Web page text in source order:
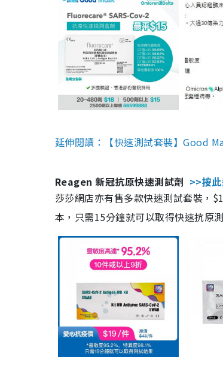
延伸閱讀：【快速測試套裝】Good
Reagen 新冠抗原快速測試劑 >>按
莎莎網店亦有售多款快速測試套裝，
本，只需15分鐘就可以取得快速抗原